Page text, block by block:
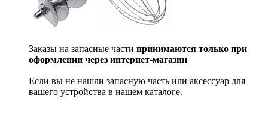
Заказы на запасные части принимаются только при
оформлении через интернет-магазин
Если вы не нашли запасную часть или аксессуар для
вашего устройства в нашем каталоге.